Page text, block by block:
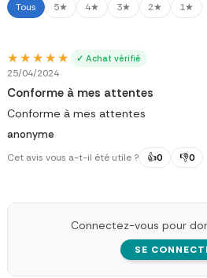
Tous 5★ 4★ 3★ 2★ 1★
★★★★★
★★★★★ ✓ Achat vérifié
25/04/2024
Conforme à mes attentes
Conforme à mes attentes
anonyme
Cet avis vous a-t-il été utile ? 👍0 👎0
Connectez-vous pour
SE